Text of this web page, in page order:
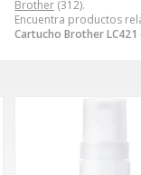
Brother (312).
Encuentra productos
Cartucho Brother LC421